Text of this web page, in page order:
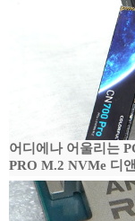
어디에나 어울리는
PRO M.2 NVMe 디